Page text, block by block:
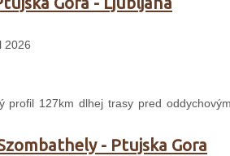
2026
profil 127km dlhej trasy pred
- Ptujska Gora